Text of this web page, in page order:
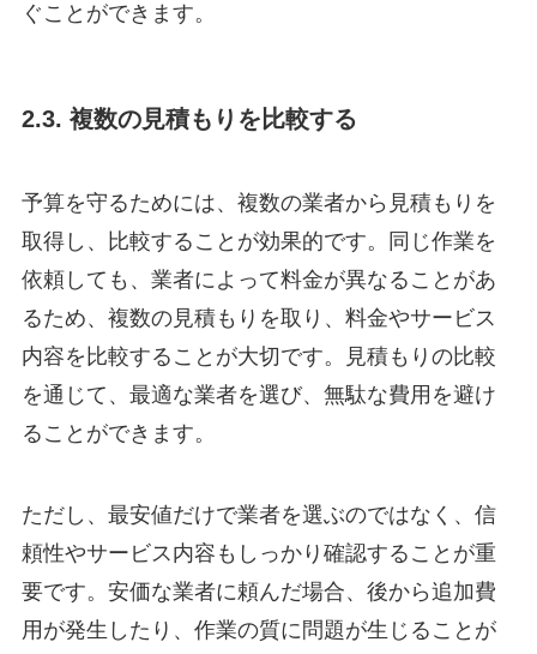
ぐことができます。
2.3. 複数の見積もりを比較する
予算を守るためには、複数の業者から見積もりを
取得し、比較することが効果的です。同じ作業を
依頼しても、業者によって料金が異なることがあ
るため、複数の見積もりを取り、料金やサービス
内容を比較することが大切です。見積もりの比較
を通じて、最適な業者を選び、無駄な費用を避け
ることができます。
ただし、最安値だけで業者を選ぶのではなく、信
頼性やサービス内容もしっかり確認することが重
要です。安価な業者に頼んだ場合、後から追加費
用が発生したり、作業の質に問題が生じることが